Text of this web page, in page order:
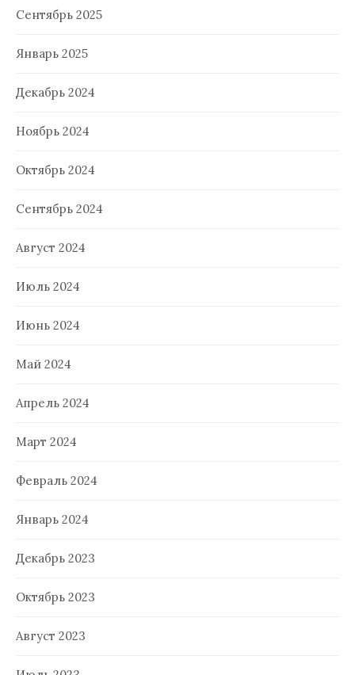
Сентябрь 2025
Январь 2025
Декабрь 2024
Ноябрь 2024
Октябрь 2024
Сентябрь 2024
Август 2024
Июль 2024
Июнь 2024
Май 2024
Апрель 2024
Март 2024
Февраль 2024
Январь 2024
Декабрь 2023
Октябрь 2023
Август 2023